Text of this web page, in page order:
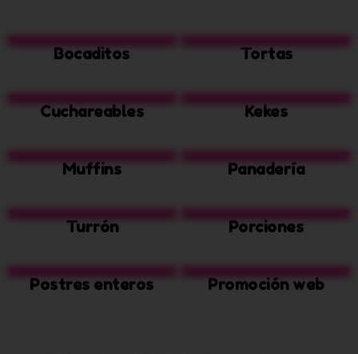
Bocaditos Tortas
Cuchareables Kekes
Muffins Panadería
Turrón Porciones
Postres enteros Promoción web